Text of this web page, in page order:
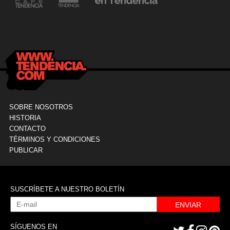
24 mayo, 2021
SOBRE NOSOTROS
HISTORIA
CONTACTO
TÉRMINOS Y CONDICIONES
PUBLICAR
SUSCRÍBETE A NUESTRO BOLETÍN
ENVIAR
SÍGUENOS EN